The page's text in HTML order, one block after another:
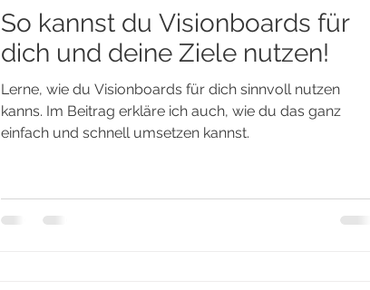
So kannst du Visionboards für
dich und deine Ziele nutzen!
Lerne, wie du Visionboards für dich sinnvoll nutzen
kanns. Im Beitrag erkläre ich auch, wie du das ganz
einfach und schnell umsetzen kannst.